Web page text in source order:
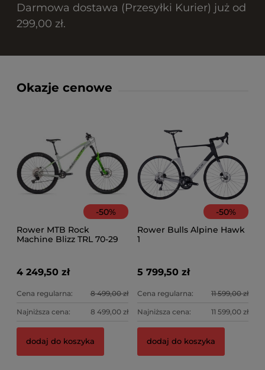
Darmowa dostawa (Przesyłki Kurier) już od
299,00 zł.
Okazje cenowe
-50%
Rower MTB Rock
Machine Blizz TRL 70-29
4 249,50 zł
Cena regularna: 8 499,00 zł
Najniższa cena: 8 499,00 zł
dodaj do koszyka
-50%
Rower Bulls Alpine Hawk
1
5 799,50 zł
Cena regularna: 11 599,00 zł
Najniższa cena: 11 599,00 zł
dodaj do koszyka